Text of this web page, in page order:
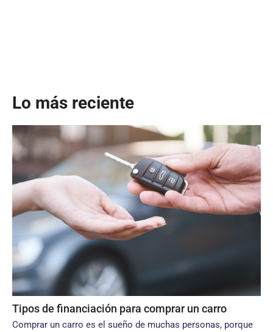
Lo más reciente
Tipos de financiación para comprar un carro
Comprar un carro es el sueño de muchas personas, porque